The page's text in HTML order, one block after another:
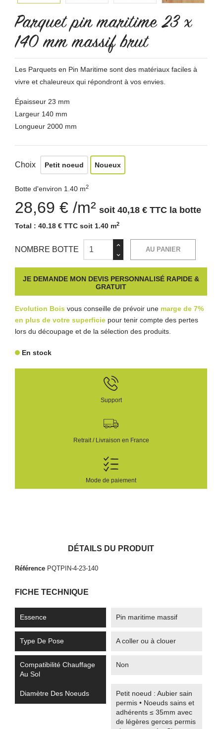
Parquet pin maritime 23 x
140 mm massif brut
Les Parquets en Pin Maritime sont des matériaux faciles à
vivre et chaleureux qui répondront à vos envies.
Épaisseur 23 mm
Largeur 140 mm
Longueur 2000 mm
Choix Petit noeud Noueux
Botte d'environ 1.40 m2
28,69 € /m² soit 40,18 € TTC la botte
Total : 40.18 € TTC soit 1.40 m2
NOMBRE BOTTE AU PANIER
JE DEMANDE MON DEVIS PERSONNALISÉ RAPIDE &
GRATUIT
Evolution Bois vous conseille de prévoir une marge de 7%
en plus de votre superficie pour tenir compte des pertes
lors du découpage et de la sélection des produits.
En stock
Support
Retrait / Livraison en France
Mode de paiement
DÉTAILS DU PRODUIT
Référence PQTPIN-4-23-140
FICHE TECHNIQUE
Essence Pin maritime massif
Type De Pose A coller ou à clouer
Compatibilité Chauffage
Au Sol
Non
Diamètre Des Noeuds
Petit noeud : Aubier sain
permis • Noeuds sains et
adhérents ≤ 35mm avec
de légères gerces permis